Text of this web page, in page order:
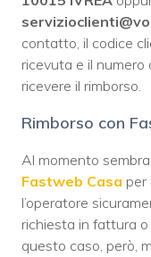
contatto, il codice
ricevuta e il numero
ricevere il rimborso.
Rimborso con
Al momento
Fastweb Casa per
l’operatore
richiesta in fattura o
questo caso, però,